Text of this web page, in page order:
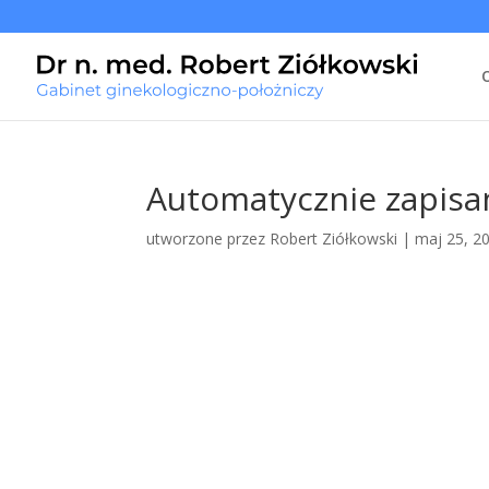
Automatycznie
utworzone przez Robert Ziółkowski |maj 25,